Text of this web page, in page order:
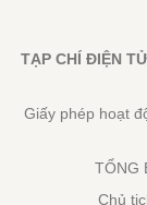
TẠP CHÍ ĐIỆN
Giấy phép hoạt
TỔNG
Chủ